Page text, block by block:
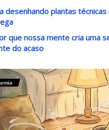
desenhando plantas
que nossa mente cria uma
do acaso